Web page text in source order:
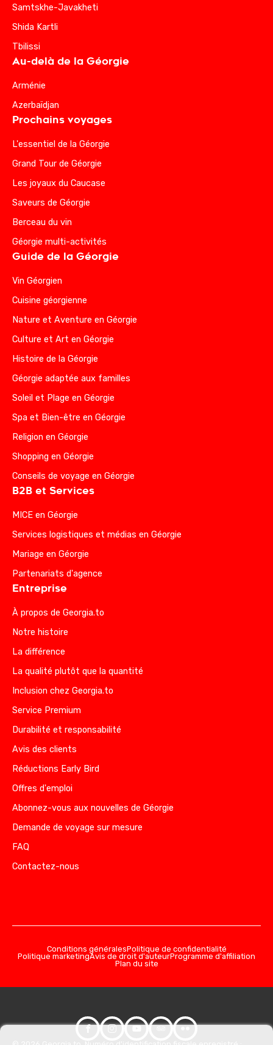
Samtskhe-Javakheti
Shida Kartli
Tbilissi
Au-delà de la Géorgie
Arménie
Azerbaïdjan
Prochains voyages
L'essentiel de la Géorgie
Grand Tour de Géorgie
Les joyaux du Caucase
Saveurs de Géorgie
Berceau du vin
Géorgie multi-activités
Guide de la Géorgie
Vin Géorgien
Cuisine géorgienne
Nature et Aventure en Géorgie
Culture et Art en Géorgie
Histoire de la Géorgie
Géorgie adaptée aux familles
Soleil et Plage en Géorgie
Spa et Bien-être en Géorgie
Religion en Géorgie
Shopping en Géorgie
Conseils de voyage en Géorgie
B2B et Services
MICE en Géorgie
Services logistiques et médias en Géorgie
Mariage en Géorgie
Partenariats d'agence
Entreprise
À propos de Georgia.to
Notre histoire
La différence
La qualité plutôt que la quantité
Inclusion chez Georgia.to
Service Premium
Durabilité et responsabilité
Avis des clients
Réductions Early Bird
Offres d'emploi
Abonnez-vous aux nouvelles de Géorgie
Demande de voyage sur mesure
FAQ
Contactez-nous
Conditions généralesPolitique de confidentialité
Politique marketingAvis de droit d'auteurProgramme d'affiliation
Plan du site